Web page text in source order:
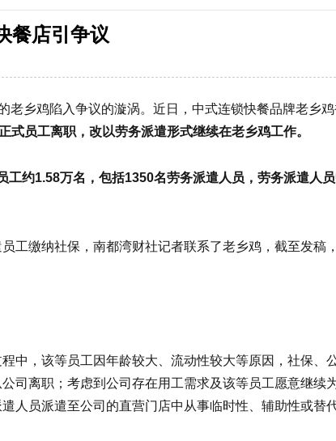
餐店引争议
老乡鸡陷入争议的漩涡。 近日，中式连锁快餐品牌老乡
式员工离职，改以劳务派遣形式继续在老乡鸡工作。
工约1.58万名，包括1350名劳务派遣人员，劳务派遣人
工缴纳社保，南都湾财社记者联系了老乡鸡，截至发稿，
中，该等员工因年龄较大、流动性较大等原因，社保、
司离职；考虑到公司存在用工需求及该等员工愿意继续
人员派遣至公司的直营门店中从事临时性、辅助性或替